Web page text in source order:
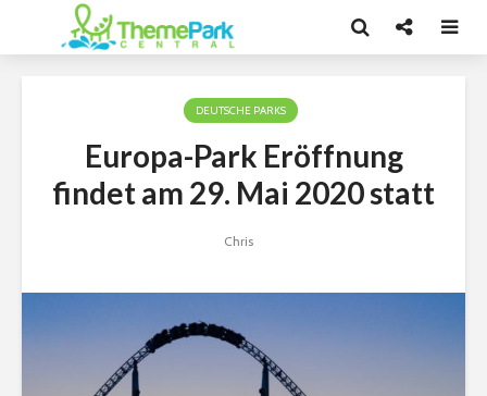
DEUTSCHE PARKS
Europa-Park Eröffnung
findet am 29. Mai 2020 statt
Chris